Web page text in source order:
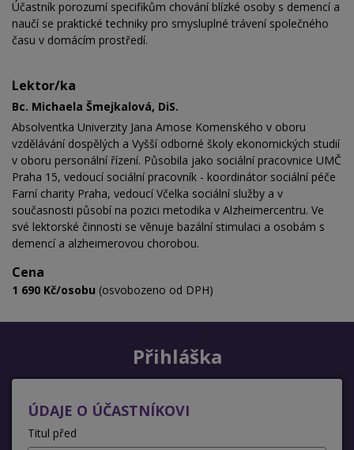
Účastník porozumí specifikům chování blízké osoby s demencí a
naučí se praktické techniky pro smysluplné trávení společného
času v domácím prostředí.
Lektor/ka
Bc. Michaela Šmejkalová, DiS.
Absolventka Univerzity Jana Amose Komenského v oboru
vzdělávání dospělých a Vyšší odborné školy ekonomických studií
v oboru personální řízení. Působila jako sociální pracovnice UMČ
Praha 15, vedoucí sociální pracovník - koordinátor sociální péče
Farní charity Praha, vedoucí Včelka sociální služby a v
současnosti působí na pozici metodika v Alzheimercentru. Ve
své lektorské činnosti se věnuje bazální stimulaci a osobám s
demencí a alzheimerovou chorobou.
Cena
1 690 Kč/osobu (osvobozeno od DPH)
Přihláška
ÚDAJE O ÚČASTNÍKOVI
Titul před